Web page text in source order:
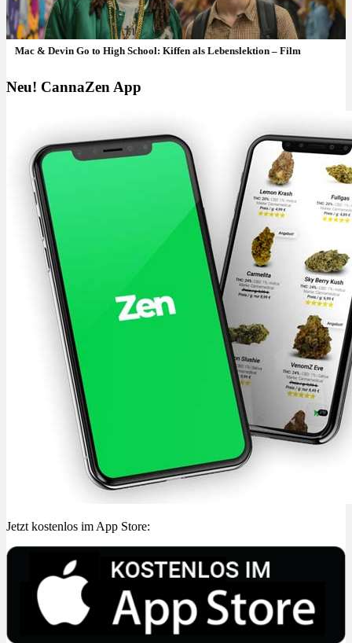
Mac & Devin Go to High School: Kiffen als Lebenslektion – Film
Neu! CannaZen App
Jetzt kostenlos im App Store: